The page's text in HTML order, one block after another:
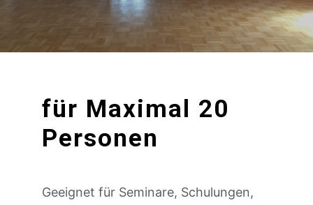
für Maximal 20
Personen
Geeignet für Seminare, Schulungen,